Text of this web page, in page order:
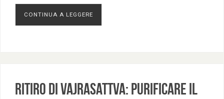
CONTINUA A LEGGERE
Ritiro di Vajrasattva: purificare il